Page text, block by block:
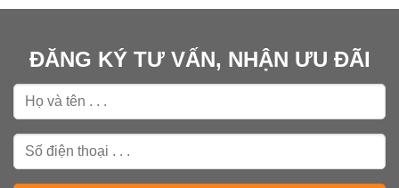
ĐĂNG KÝ TƯ VẤN, NHẬN ƯU ĐÃI